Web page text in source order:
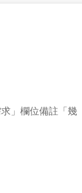
」欄位備註「幾